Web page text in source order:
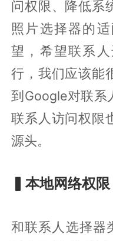
问权限、降低系
照片选择器的
望，希望联系
行，我们应该能
到Google对联系
联系人访问权限
源头。
▍本地网络权限
和联系人选择器